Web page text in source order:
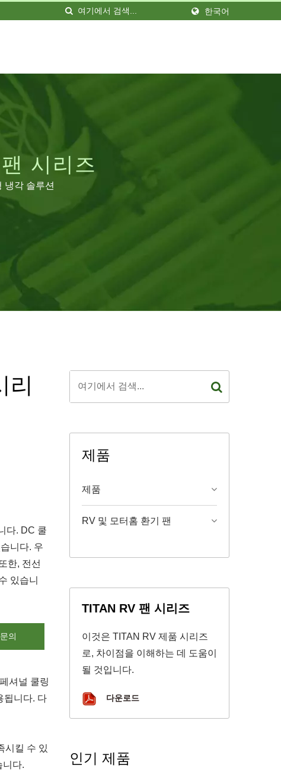
한국어
시리즈
냉각 솔루션
리
다. DC 쿨
니다. 우
한, 전선
있습니
의
셔널 쿨링
됩니다. 다
시킬 수 있
니다.
제품
제품
RV 및 모터홈 환기 팬
TITAN RV 팬 시리즈
이것은 TITAN RV 제품 시리즈
로, 차이점을 이해하는 데 도움이
될 것입니다.
다운로드
인기 제품